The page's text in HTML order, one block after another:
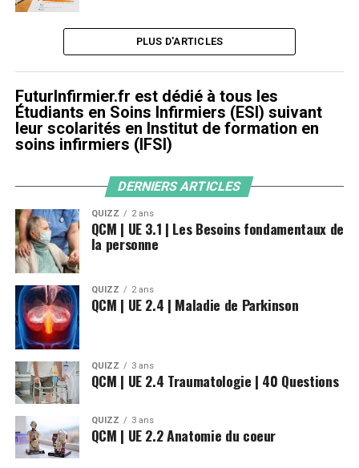
PLUS D'ARTICLES
FuturInfirmier.fr est dédié à tous les
Étudiants en Soins Infirmiers (ESI) suivant
leur scolarités en Institut de formation en
soins infirmiers (IFSI)
DERNIERS ARTICLES
QUIZZ 2 ans
QCM | UE 3.1 | Les Besoins fondamentaux de
la personne
QUIZZ 2 ans
QCM | UE 2.4 | Maladie de Parkinson
QUIZZ 3 ans
QCM | UE 2.4 Traumatologie | 40 Questions
QUIZZ 3 ans
QCM | UE 2.2 Anatomie du coeur